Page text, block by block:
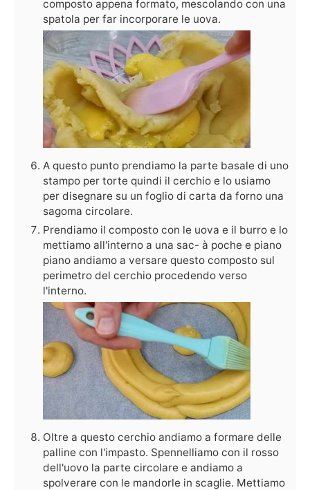
composto appena formato, mescolando con una
spatola per far incorporare le uova.
A questo punto prendiamo la parte basale di uno
stampo per torte quindi il cerchio e lo usiamo
per disegnare su un foglio di carta da forno una
sagoma circolare.
Prendiamo il composto con le uova e il burro e lo
mettiamo all'interno a una sac- à poche e piano
piano andiamo a versare questo composto sul
perimetro del cerchio procedendo verso
l'interno.
Oltre a questo cerchio andiamo a formare delle
palline con l'impasto. Spennelliamo con il rosso
dell'uovo la parte circolare e andiamo a
spolverare con le mandorle in scaglie. Mettiamo